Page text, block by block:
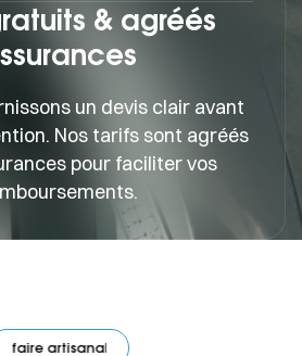
& agréés
un devis clair avant
Nos tarifs sont agréés
pour faciliter vos
· Savoir-faire artisanal